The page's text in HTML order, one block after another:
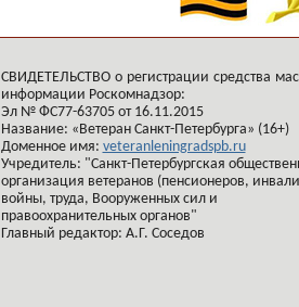
СВИДЕТЕЛЬСТВО о регистрации средства
информации Роскомнадзор:
Эл № ФС77-63705 от 16.11.2015
Название: «Ветеран Санкт-Петербурга» (16+)
Доменное имя: veteranleningradspb.ru
Учредитель: "Санкт-Петербургская
организация ветеранов (пенсионеров,
войны, труда, Вооруженных сил и
правоохранительных органов"
Главный редактор: А.Г. Соседов